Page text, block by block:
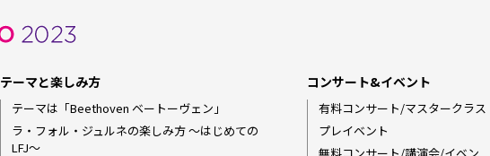
テーマと楽しみ方
テーマは「Beethoven ――ベートーヴェン」
ラ・フォル・ジュルネの楽しみ方 〜はじめての
LFJ〜
コンサート&イベント
有料コンサート/マスタークラス
プレイベント